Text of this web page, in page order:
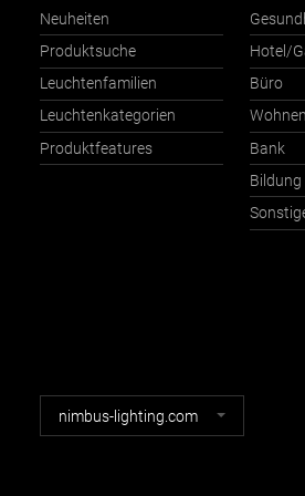
Neuheiten
Produktsuche
Leuchtenfamilien
Leuchtenkategorien
Produktfeatures
Hotel/
Büro
Wohnen
Bank
Bildung
Nimbus
Webseiten
nimbus-lighting.com